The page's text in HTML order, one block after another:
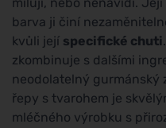
barva ji činí
kvůli její specifické chuti
zkombinuje s dalšími
neodolatelný gurmánský
řepy s tvarohem je
mléčného výrobku s